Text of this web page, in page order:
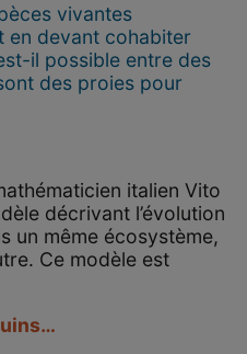
vivantes
en devant cohabiter
il possible entre des
des proies pour
italien Vito
décrivant l’évolution
un même écosystème,
Ce modèle est